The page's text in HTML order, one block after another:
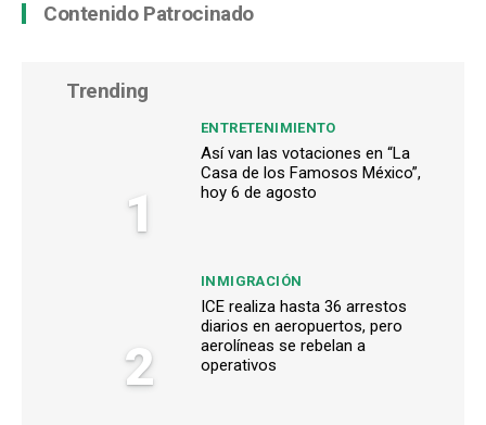
Contenido Patrocinado
Trending
1
ENTRETENIMIENTO
Así van las votaciones en “La
Casa de los Famosos México”,
hoy 6 de agosto
2
INMIGRACIÓN
ICE realiza hasta 36 arrestos
diarios en aeropuertos, pero
aerolíneas se rebelan a
operativos